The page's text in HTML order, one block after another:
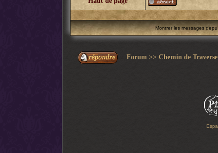
Montrer les messages
Forum >> Chemin de Traverse